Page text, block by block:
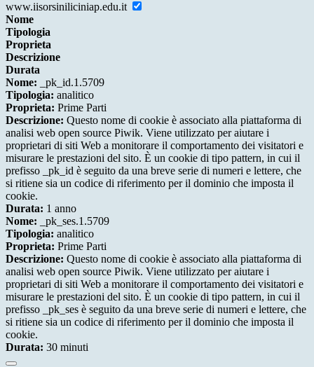
www.iisorsiniliciniap.edu.it
Nome
Tipologia
Proprieta
Descrizione
Durata
Nome: _pk_id.1.5709
Tipologia: analitico
Proprieta: Prime Parti
Descrizione: Questo nome di cookie è associato alla piattaforma di
analisi web open source Piwik. Viene utilizzato per aiutare i
proprietari di siti Web a monitorare il comportamento dei visitatori e
misurare le prestazioni del sito. È un cookie di tipo pattern, in cui il
prefisso _pk_id è seguito da una breve serie di numeri e lettere, che
si ritiene sia un codice di riferimento per il dominio che imposta il
cookie.
Durata: 1 anno
Nome: _pk_ses.1.5709
Tipologia: analitico
Proprieta: Prime Parti
Descrizione: Questo nome di cookie è associato alla piattaforma di
analisi web open source Piwik. Viene utilizzato per aiutare i
proprietari di siti Web a monitorare il comportamento dei visitatori e
misurare le prestazioni del sito. È un cookie di tipo pattern, in cui il
prefisso _pk_ses è seguito da una breve serie di numeri e lettere, che
si ritiene sia un codice di riferimento per il dominio che imposta il
cookie.
Durata: 30 minuti